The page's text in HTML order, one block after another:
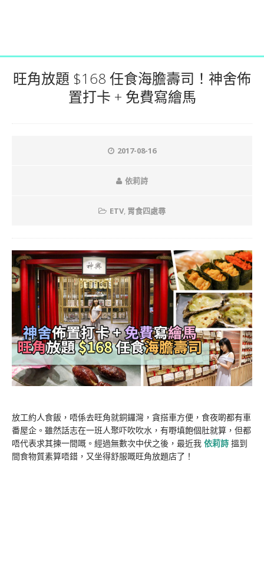
旺角放題 $168 任食海膽壽司！神舍佈
置打卡 + 免費寫繪馬
2017-08-16
依莉詩
ETV, 胃食四處尋
放工約人食飯，唔係去旺角就銅鑼灣，貪搭車方便，食夜啲都有車
番屋企。雖然話志在一班人聚吓吹吹水，有嘢填飽個肚就算，但都
唔代表求其揀一間嘅。經過無數次中伏之後，最近我 依莉詩 搵到
間食物質素算唔錯，又坐得舒服嘅旺角放題店了！